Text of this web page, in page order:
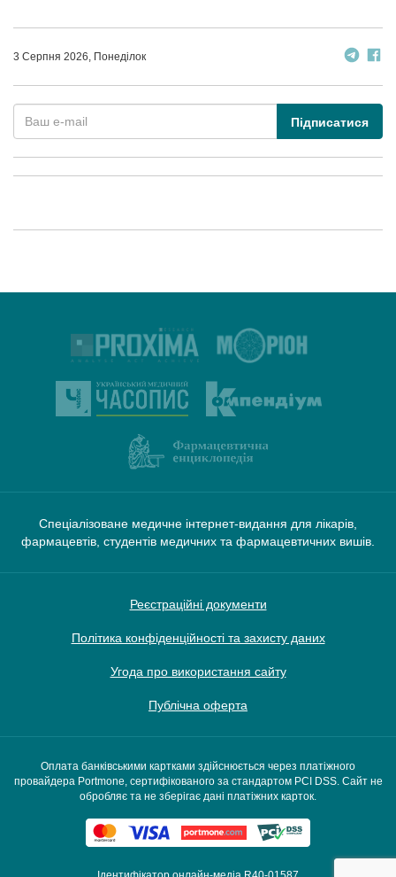
3 Серпня 2026, Понеділок
Підписатися
Спеціалізоване медичне інтернет-видання для лікарів,
фармацевтів, студентів медичних та фармацевтичних вишів.
Реєстраційні документи
Політика конфіденційності та захисту даних
Угода про використання сайту
Публічна оферта
Оплата банківськими картками здійснюється через платіжного
провайдера Portmone, сертифікованого за стандартом PCI DSS. Сайт не
обробляє та не зберігає дані платіжних карток.